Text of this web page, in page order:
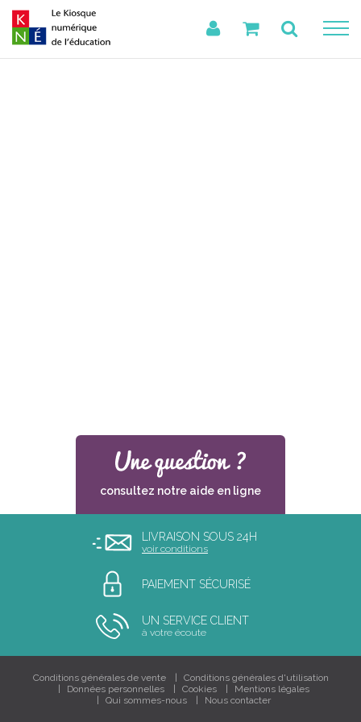
LIVRAISON SOUS 24H
voir conditions
PAIEMENT SÉCURISÉ
UN SERVICE CLIENT
à votre écoute
consultez notre aide en ligne
Conditions générales de vente
Conditions générales d'utilisation
Données personnelles
Cookies
Mentions légales
Qui sommes-nous
Nous contacter